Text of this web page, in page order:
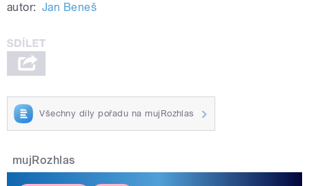
autor: Jan Beneš
Všechny díly pořadu na mujRozhlas
mujRozhlas